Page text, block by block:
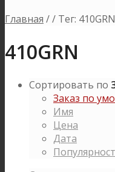
Главная // Тег: 410GRN
410GRN
Сортировать по
Заказ по
Имя
Цена
Дата